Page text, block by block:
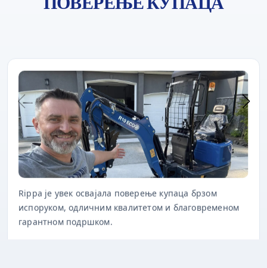
Rippa је увек освајала поверење купаца брзом
испоруком, одличним квалитетом и благовременом
гарантном подршком.